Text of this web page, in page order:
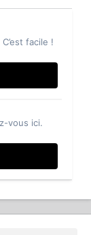
facile !
vous ici.